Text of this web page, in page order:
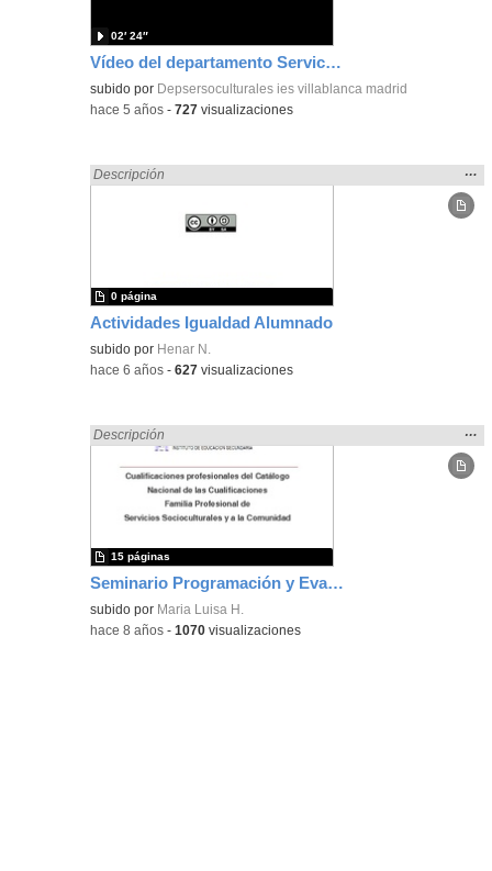
Vídeo del departamento Servicios Socioculturales y a la Comunidad
subido por Depsersoculturales ies villablanca madrid
02′ 24″
-hace 5 años -727 visualizaciones
Actividades Igualdad Alumnado
Encontrado «Servicios socioculturales y a la comunidad» en:
Descripción
la
…
subido por Henar N.
0 página
-hace 6 años -627 visualizaciones
Seminario Programación y Evaluación por Competencias_Servicios Socioculturales y a la Comunidad
Encontrado «Servicios socioculturales y a la comunidad» en:
Descripción
la
…
subido por Maria Luisa H.
15 páginas
-hace 8 años -1070 visualizaciones